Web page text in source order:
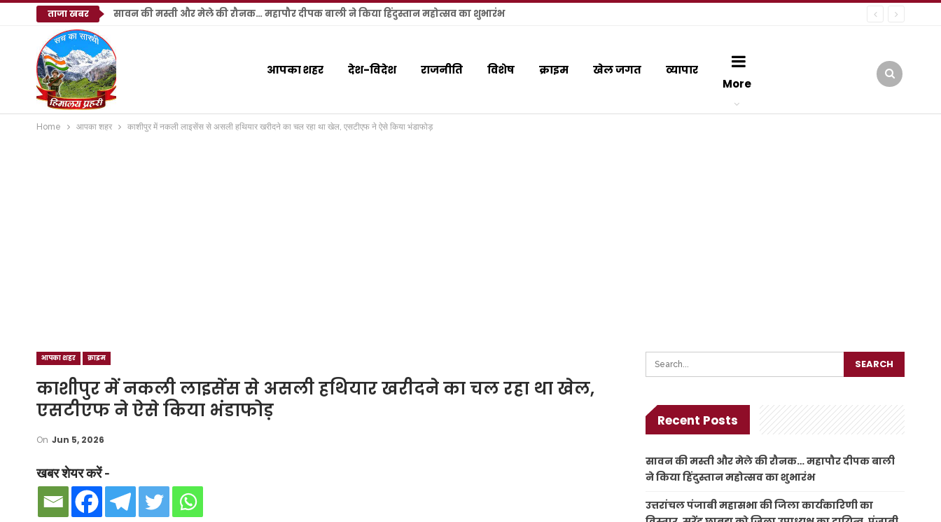
ताजा खबर सावन की मस्ती और मेले की रौनक… महापौर दीपक बाली ने किया हिंदुस्तान महोत्सव का शुभारंभ
आपका शहर देश-विदेश राजनीति विशेष क्राइम खेल जगत
व्यापार
More
Home आपका शहर काशीपुर में नकली लाइसेंस से असली हथियार खरीदने का चल रहा था खेल, एसटीएफ ने ऐसे किया भंडाफोड़
आपका शहर क्राइम
काशीपुर में नकली लाइसेंस से असली हथियार खरीदने का चल रहा था खेल,
एसटीएफ ने ऐसे किया भंडाफोड़
On Jun 5, 2026
खबर शेयर करें -
Recent Posts
सावन की मस्ती और मेले की रौनक… महापौर दीपक बाली
ने किया हिंदुस्तान महोत्सव का शुभारंभ
उत्तरांचल पंजाबी महासभा की जिला कार्यकारिणी का